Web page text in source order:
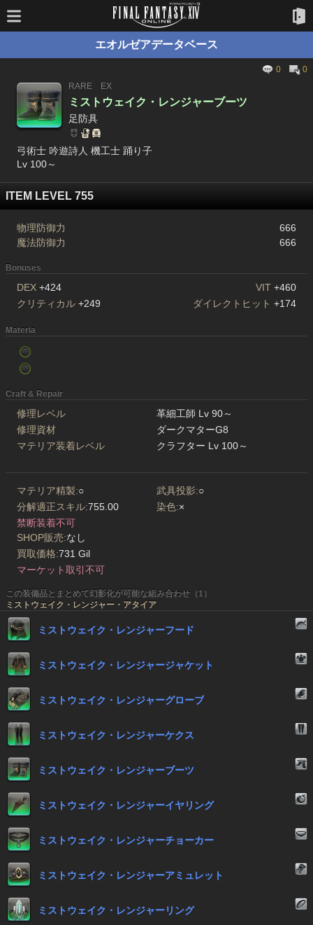
エオルゼアデータベース
0
0
RARE
EX
ミストウェイク・レンジャーブーツ
足防具
弓術士 吟遊詩人 機工士 踊り子
Lv 100～
ITEM LEVEL 755
物理防御力
666
魔法防御力
666
Bonuses
DEX +424 VIT +460
クリティカル +249 ダイレクトヒット +174
Materia
Craft & Repair
修理レベル
革細工師 Lv 90～
修理資材
ダークマターG8
マテリア装着レベル
クラフター Lv 100～
マテリア精製:○ 武具投影:○
分解適正スキル:755.00 染色:×
禁断装着不可
SHOP販売:なし
買取価格:731 Gil
マーケット取引不可
この装備品とまとめて幻影化が可能な組み合わせ（1）
ミストウェイク・レンジャー・アタイア
ミストウェイク・レンジャーフード
ミストウェイク・レンジャージャケット
ミストウェイク・レンジャーグローブ
ミストウェイク・レンジャーケクス
ミストウェイク・レンジャーブーツ
ミストウェイク・レンジャーイヤリング
ミストウェイク・レンジャーチョーカー
ミストウェイク・レンジャーアミュレット
ミストウェイク・レンジャーリング